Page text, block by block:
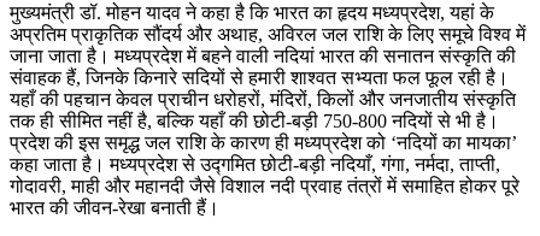
मुख्यमंत्री डॉ. मोहन यादव ने कहा है कि भारत का हृदय मध्यप्रदेश, यहां के
अप्रतिम प्राकृतिक सौंदर्य और अथाह, अविरल जल राशि के लिए समूचे विश्व में
जाना जाता है। मध्यप्रदेश में बहने वाली नदियां भारत की सनातन संस्कृति की
संवाहक हैं, जिनके किनारे सदियों से हमारी शाश्वत सभ्यता फल फूल रही है।
यहाँ की पहचान केवल प्राचीन धरोहरों, मंदिरों, किलों और जनजातीय संस्कृति
तक ही सीमित नहीं है, बल्कि यहाँ की छोटी-बड़ी 750-800 नदियों से भी है।
प्रदेश की इस समृद्ध जल राशि के कारण ही मध्यप्रदेश को ‘नदियों का मायका’
कहा जाता है। मध्यप्रदेश से उद्गमित छोटी-बड़ी नदियाँ, गंगा, नर्मदा, ताप्ती,
गोदावरी, माही और महानदी जैसे विशाल नदी प्रवाह तंत्रों में समाहित होकर पूरे
भारत की जीवन-रेखा बनाती हैं।